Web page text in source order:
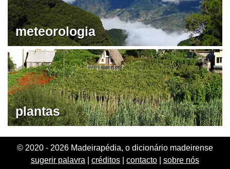
meteorologia
plantas
© 2020 - 2026 Madeirapédia, o dicionário madeirense
sugerir palavra
créditos contacto sobre nós